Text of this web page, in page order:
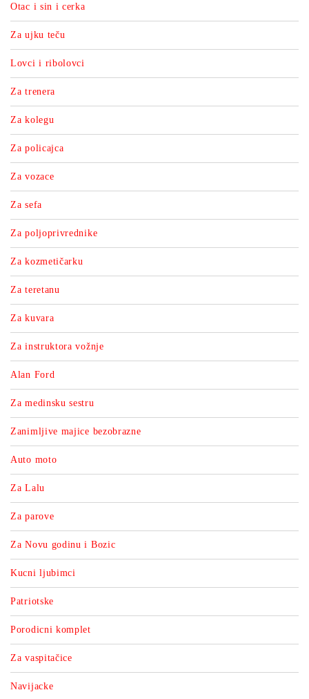
Otac i sin i cerka
Za ujku teču
Lovci i ribolovci
Za trenera
Za kolegu
Za policajca
Za vozace
Za sefa
Za poljoprivrednike
Za kozmetičarku
Za teretanu
Za kuvara
Za instruktora vožnje
Alan Ford
Za medinsku sestru
Zanimljive majice bezobrazne
Auto moto
Za Lalu
Za parove
Za Novu godinu i Bozic
Kucni ljubimci
Patriotske
Porodicni komplet
Za vaspitačice
Navijacke